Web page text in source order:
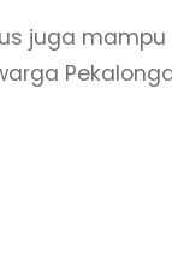
juga